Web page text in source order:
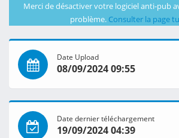
Merci de désactiver votre logiciel anti-pub
problème. Consulter la page
Date Upload
08/09/2024 09:55
Date dernier téléchargement
19/09/2024 04:39